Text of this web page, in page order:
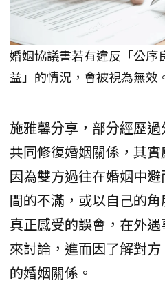
婚姻協議書若有違反「公序
益」的情況，會被視為無效
施雅馨分享，部分經歷
共同修復婚姻關係，其
因為雙方過往在婚姻中
間的不滿，或以自己的
真正感受的誤會，在外
來討論，進而因了解對
的婚姻關係。